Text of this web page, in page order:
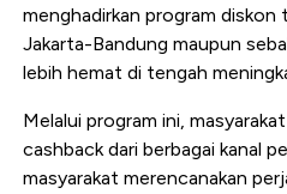
menghadirkan program
Jakarta-Bandung maupun
lebih hemat di tengah
Melalui program ini,
cashback dari berbagai kanal
masyarakat merencanakan